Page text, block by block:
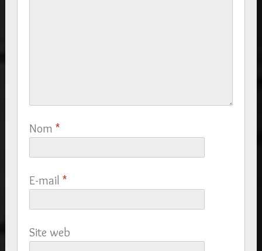
Nom *
E-mail *
Site web